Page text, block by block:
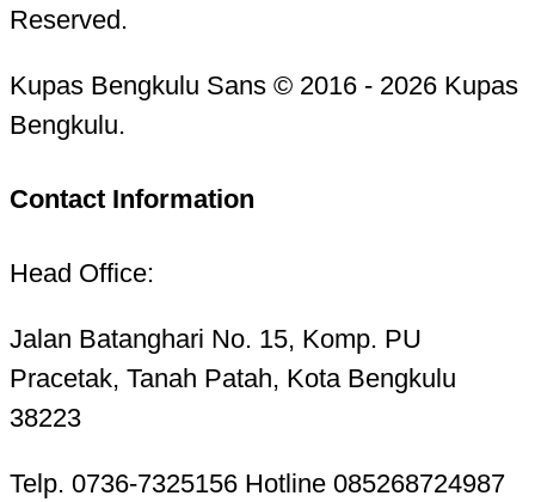
Reserved.
Kupas Bengkulu Sans © 2016 - 2026 Kupas
Bengkulu.
Contact Information
Head Office:
Jalan Batanghari No. 15, Komp. PU
Pracetak, Tanah Patah, Kota Bengkulu
38223
Telp. 0736-7325156 Hotline 085268724987